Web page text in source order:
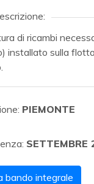
di ricambi
installato sulla
PIEMONTE
SETTEMBRE
bando integrale